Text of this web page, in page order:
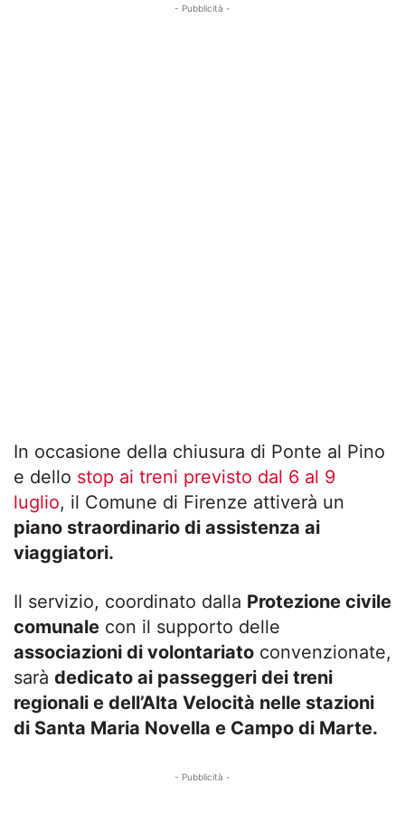
- Pubblicità -
In occasione della chiusura di Ponte al Pino
e dello stop ai treni previsto dal 6 al 9
luglio, il Comune di Firenze attiverà un
piano straordinario di assistenza ai
viaggiatori.
Il servizio, coordinato dalla Protezione civile
comunale con il supporto delle
associazioni di volontariato convenzionate,
sarà dedicato ai passeggeri dei treni
regionali e dell’Alta Velocità nelle stazioni
di Santa Maria Novella e Campo di Marte.
- Pubblicità -